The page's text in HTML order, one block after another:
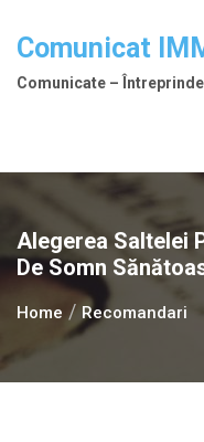
Comunicat
Comunicate –
Alegerea Saltelei
De Somn
Home Recomandari